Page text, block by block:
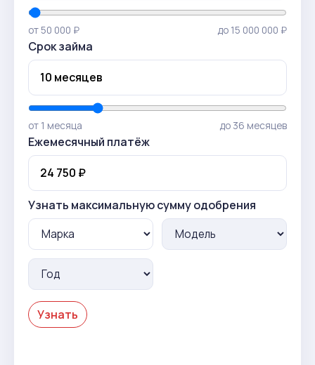
от 50 000 ₽ до 15 000 000 ₽
Срок займа
от 1 месяца до 36 месяцев
Ежемесячный платёж
Узнать максимальную сумму одобрения
Узнать